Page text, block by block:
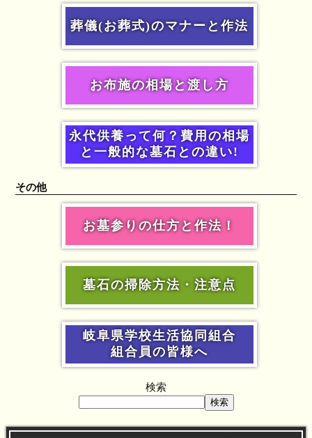
葬儀(お葬式)のマナーと作法
お布施の相場と渡し方
永代供養って何？費用の相場
と一般的な墓石との違い!
その他
お墓参りの仕方と作法！
墓石の掃除方法・注意点
岐阜県学校生活協同組合
組合員の皆様へ
検索
検索